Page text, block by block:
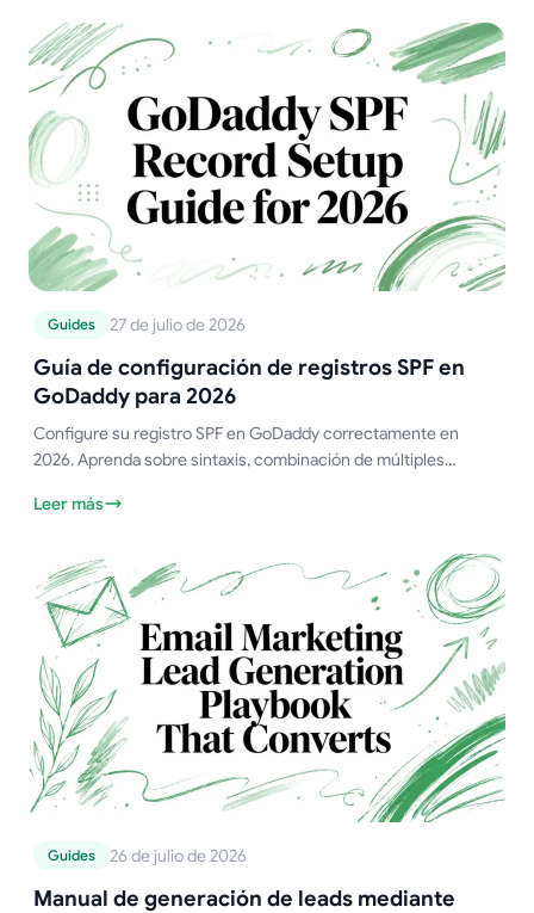
Guides 27 de julio de 2026
Guía de configuración de registros SPF en
GoDaddy para 2026
Configure su registro SPF en GoDaddy correctamente en
2026. Aprenda sobre sintaxis, combinación de múltiples
que realmente funcionan.
Leer más
Guides 26 de julio de 2026
Manual de generación de leads mediante